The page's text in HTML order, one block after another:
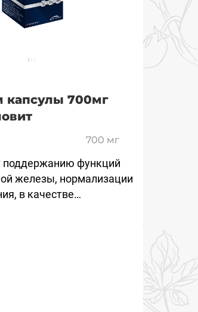
капсулы 700мг
700 мг
поддержанию функций
железы, нормализации
в качестве
средства для
малоподвижный